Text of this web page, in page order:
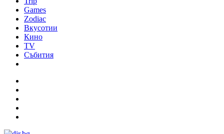
Games
Zodiac
Вкусотии
Кино
TV
Събития